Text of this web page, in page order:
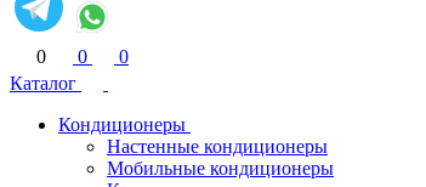
0 0
0
Каталог
Кондиционеры
Настенные кондиционеры
Мобильные кондиционеры